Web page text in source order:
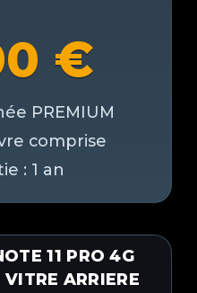
€
11 PRO 4G
ARRIERE